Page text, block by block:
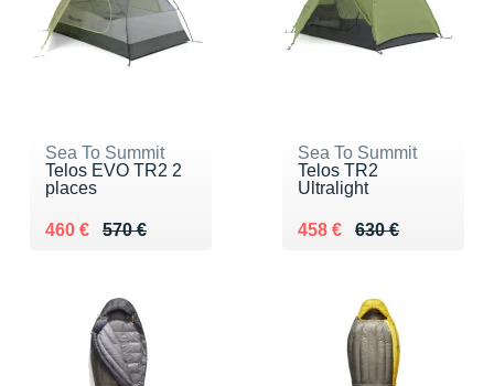
Sea To Summit
Telos EVO TR2 2
places
570 €
Au lieu de 570 €
460 €
Vendu 460 €
Sea To Summit
Telos TR2
Ultralight
630 €
Au lieu de 630 €
458 €
Vendu 458 €